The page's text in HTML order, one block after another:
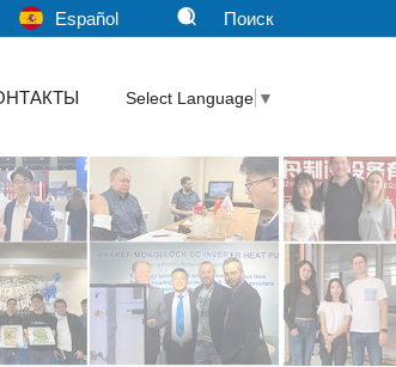
Español Поиск
Select Language ▼